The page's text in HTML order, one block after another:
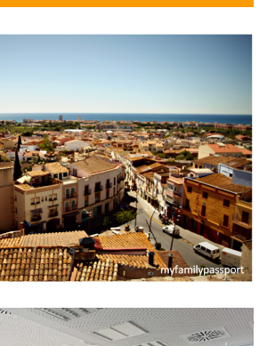
DE XOC CONTRA LA
De Calafell, Exemple Del
De Bones Pràctiques
Altres